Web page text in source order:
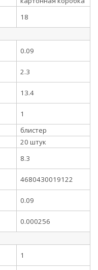
18
0.09
2.3
13.4
1
блистер
20 штук
8.3
4680430019122
0.09
0.000256
1